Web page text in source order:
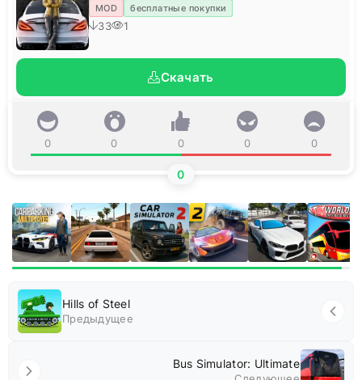
MOD бесплатные покупки
33 1
Скачать
0 0 0 0 0
0
Hills of Steel
Предыдущее
Bus Simulator: Ultimate